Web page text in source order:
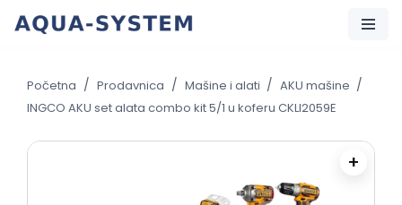
content
Početna / Prodavnica / Mašine i alati / AKU mašine /
INGCO AKU set alata combo kit 5/1 u koferu CKLI2059E
+